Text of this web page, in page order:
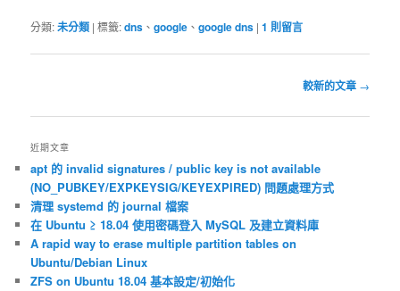
分類:未分類 |標籤:dns 、google 、google dns |1 則留言
導
覽
較新的文章 →
近期文章
apt 的 invalid signatures / public key is not available
(NO_PUBKEY/EXPKEYSIG/KEYEXPIRED) 問題處理方式
清理 systemd 的 journal 檔案
在 Ubuntu ≥ 18.04 使用密碼登入 MySQL 及建立資料庫
A rapid way to erase multiple partition tables on
Ubuntu/Debian Linux
ZFS on Ubuntu 18.04 基本設定/初始化